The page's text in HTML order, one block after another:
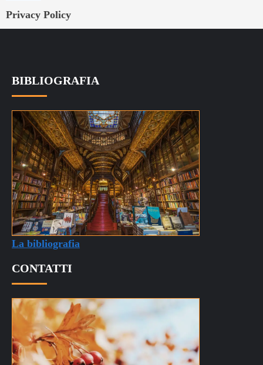
Privacy Policy
BIBLIOGRAFIA
La bibliografia
CONTATTI